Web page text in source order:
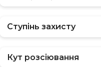
Ступінь захисту
Кут розсіювання